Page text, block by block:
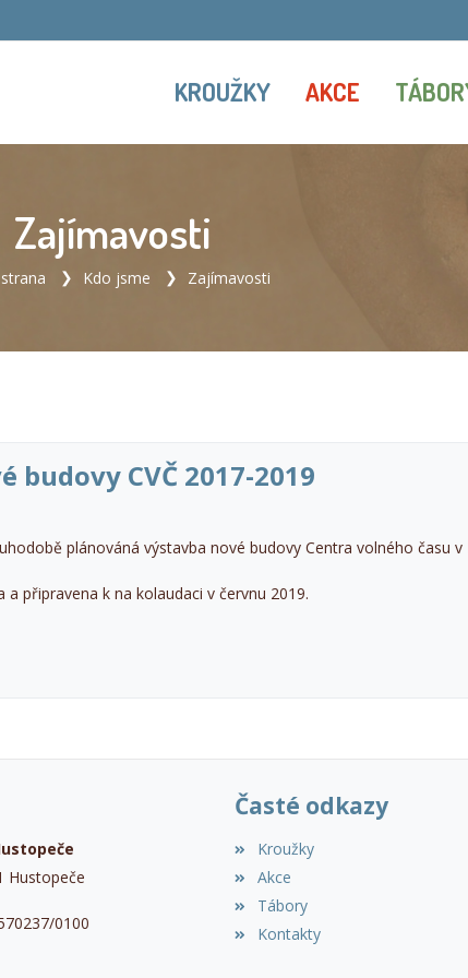
KROUŽKY AKCE
Zajímavosti
Kdo jsme Zajímavosti
budovy CVČ 2017-2019
plánováná výstavba nové budovy Centra volného času v
a připravena k na kolaudaci v červnu 2019.
Hustopeče
0100
Časté odkazy
Kroužky
Akce
Tábory
Kontakty